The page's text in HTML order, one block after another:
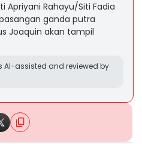
Apriyani Rahayu/Siti Fadia
ganda putra
Joaquin akan tampil
AI-assisted and reviewed by